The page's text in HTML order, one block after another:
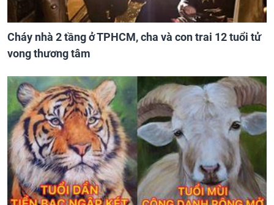
Cháy nhà 2 tầng ở TPHCM, cha và con trai 12 tuổi tử
vong thương tâm